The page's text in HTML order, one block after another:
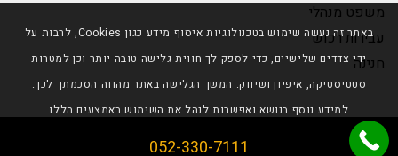
משפט מנהלי
עבירות רכוש
חנינה
© כל הזכויות שמורות לטליה גרידיש |
באתר זה נעשה שימוש בטכנולוגיות איסוף מידע כגון Cookies, לרבות על
ידי צדדים שלישיים, כדי לספק לך חווית גלישה טובה יותר וכן למטרות
סטטיסטיקה, איפיון ושיווק. המשך הגלישה באתר מהווה הסכמתך לכך.
למידע נוסף בנושא ואפשרות לנהל את השימוש באמצעים הללו
הבנתי מדיניות פרטיות